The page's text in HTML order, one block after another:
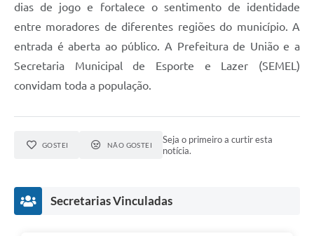
dias de jogo e fortalece o sentimento de identidade
entre moradores de diferentes regiões do município. A
entrada é aberta ao público. A Prefeitura de União e a
Secretaria Municipal de Esporte e Lazer (SEMEL)
convidam toda a população.
GOSTEI NÃO GOSTEI
Seja o primeiro a curtir esta
notícia.
Secretarias Vinculadas